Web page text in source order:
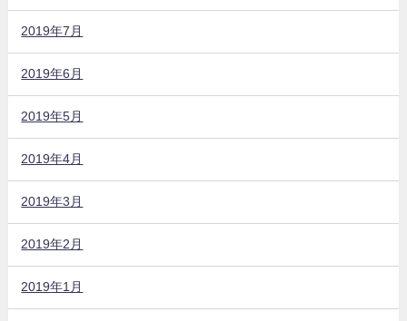
2019年7月
2019年6月
2019年5月
2019年4月
2019年3月
2019年2月
2019年1月